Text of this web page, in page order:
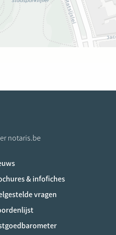
notaris.be
& infofiches
vragen